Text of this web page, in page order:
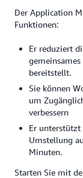
Der Application
Funktionen:
Er reduziert
bereitstellt.
Sie können
um
verbessern
Er unterstützt
Umstellung
Minuten.
Starten Sie mit